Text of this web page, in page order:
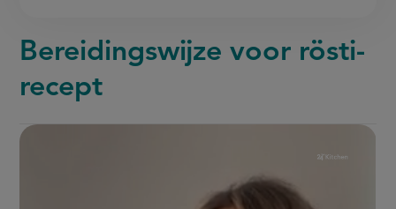
Bereidingswijze voor rösti-
recept